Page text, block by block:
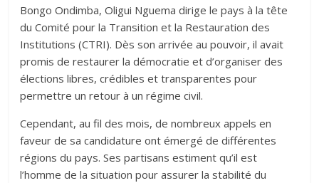
Bongo Ondimba, Oligui Nguema dirige le pays à la tête
du Comité pour la Transition et la Restauration des
Institutions (CTRI). Dès son arrivée au pouvoir, il avait
promis de restaurer la démocratie et d’organiser des
élections libres, crédibles et transparentes pour
permettre un retour à un régime civil.
Cependant, au fil des mois, de nombreux appels en
faveur de sa candidature ont émergé de différentes
régions du pays. Ses partisans estiment qu’il est
l’homme de la situation pour assurer la stabilité du